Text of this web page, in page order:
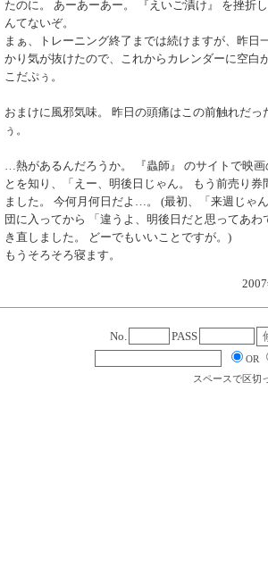
たのに。 あーあーあー。 『えいご漬け』 を挫折
んてないぞ。
まぁ、トレーニング終了までは続けますが、昨日
かり気が抜けたので、これからカレンダーに空白
こだぷぅ。
おまけに風邪気味。 昨日の頭痛はこの前触れだ
ぅ。
…熱があるんだろうか。 『蟲師』 のサイトで映画
とを知り、「えー、明後日じゃん。 もう前売り
ました。 今何月何日だよ…。 (最初、「来週じゃ
団に入ってから 「違うよ、明後日だと思ってあ
き直しました。 どーでもいいことですが。)
もうそろそろ寝ます。
No. PASS
OR
スペースで区切